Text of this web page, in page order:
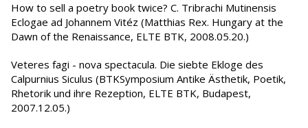
How to sell a poetry book twice? C. Tribrachi Mutinensis
Eclogae ad Johannem Vitéz (Matthias Rex. Hungary at the
Dawn of the Renaissance, ELTE BTK, 2008.05.20.)
Veteres fagi - nova spectacula. Die siebte Ekloge des
Calpurnius Siculus (BTKSymposium Antike Ästhetik, Poetik,
Rhetorik und ihre Rezeption, ELTE BTK, Budapest,
2007.12.05.)